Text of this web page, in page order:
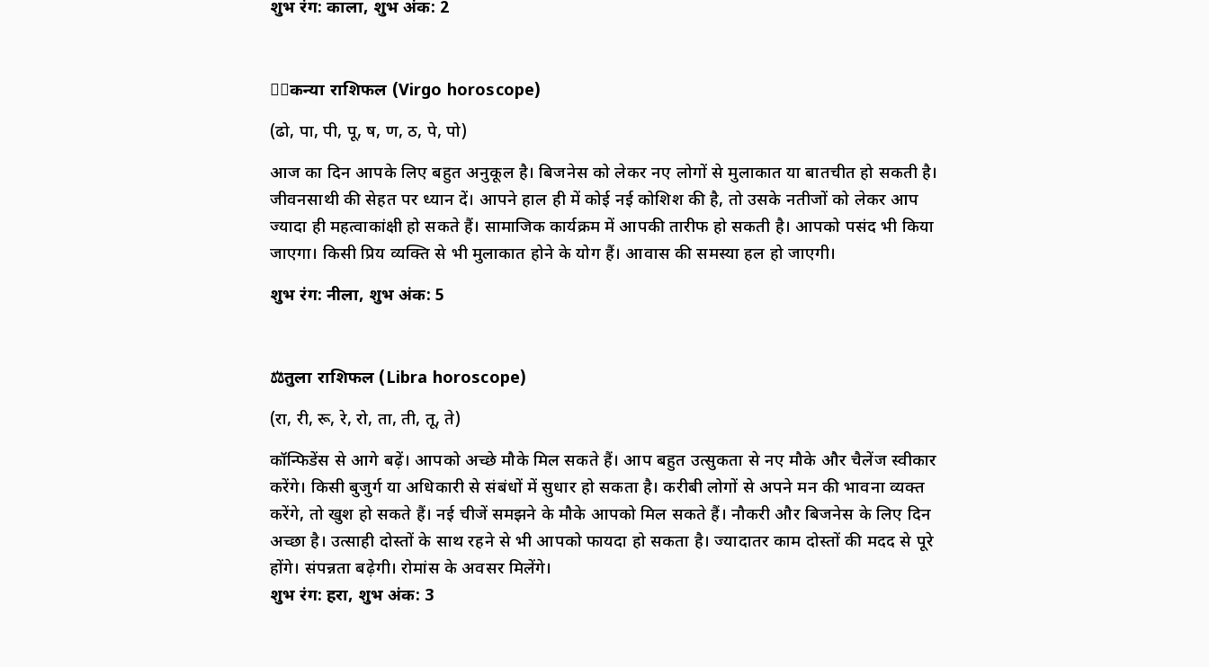
शुभ रंग:काला, शुभ अंक: 2
👩कन्या राशिफल (Virgo horoscope)
(ढो, पा, पी, पू, ष, ण, ठ, पे, पो)
आज का दिन आपके लिए बहुत अनुकूल है। बिजनेस को लेकर नए लोगों से मुलाकात या बातचीत हो सकती है।
जीवनसाथी की सेहत पर ध्यान दें। आपने हाल ही में कोई नई कोशिश की है, तो उसके नतीजों को लेकर आप
ज्यादा ही महत्वाकांक्षी हो सकते हैं। सामाजिक कार्यक्रम में आपकी तारीफ हो सकती है। आपको पसंद भी किया
जाएगा। किसी प्रिय व्यक्ति से भी मुलाकात होने के योग हैं। आवास की समस्या हल हो जाएगी।
शुभ रंग:नीला, शुभ अंक: 5
⚖️तुला राशिफल (Libra horoscope)
(रा, री, रू, रे, रो, ता, ती, तू, ते)
कॉन्फिडेंस से आगे बढ़ें। आपको अच्छे मौके मिल सकते हैं। आप बहुत उत्सुकता से नए मौके और चैलेंज स्वीकार
करेंगे। किसी बुजुर्ग या अधिकारी से संबंधों में सुधार हो सकता है। करीबी लोगों से अपने मन की भावना व्यक्त
करेंगे, तो खुश हो सकते हैं। नई चीजें समझने के मौके आपको मिल सकते हैं। नौकरी और बिजनेस के लिए दिन
अच्छा है। उत्साही दोस्तों के साथ रहने से भी आपको फायदा हो सकता है। ज्यादातर काम दोस्तों की मदद से पूरे
होंगे। संपन्नता बढ़ेगी। रोमांस के अवसर मिलेंगे।
शुभ रंग:हरा, शुभ अंक: 3